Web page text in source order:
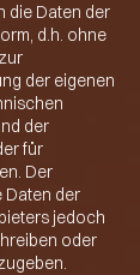
die Daten der
d.h. ohne
der eigenen
der
für
Der
Daten der
jedoch
oder